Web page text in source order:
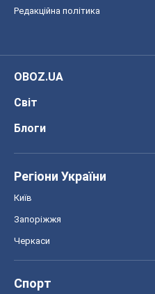
Редакційна політика
OBOZ.UA
Світ
Блоги
Регіони України
Київ
Запоріжжя
Черкаси
Спорт